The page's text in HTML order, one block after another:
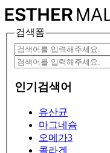
검색폼
인기검색어
유산균
마그네슘
오메가3
콜라겐